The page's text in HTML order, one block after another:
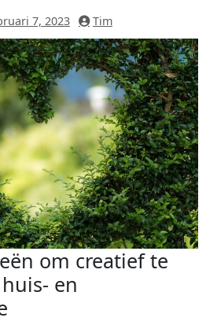
7, 2023 Tim
om creatief te
en